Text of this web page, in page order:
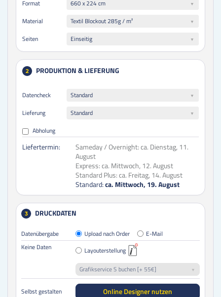
Format
660 x 224 cm
Material
Textil Blockout 285g / m²
Seiten
Einseitig
2 PRODUKTION & LIEFERUNG
Datencheck
Standard
Lieferung
Standard
Abholung
Liefertermin: Sameday / Overnight:ca. Dienstag, 11.
August
Express:ca. Mittwoch, 12. August
Standard Plus:ca. Freitag, 14. August
Standard:ca. Mittwoch, 19. August
3 DRUCKDATEN
Datenübergabe Upload nach Order
E-Mail
Keine Daten
Layouterstellung
Grafikservice S buchen [+ 55€]
Selbst gestalten Online Designer nutzen